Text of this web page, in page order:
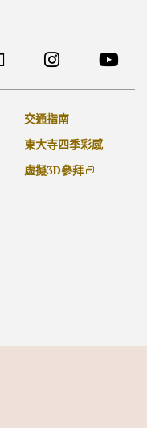
[TW]外部リンク他
交通指南
東大寺四季彩感
虛擬3D參拜